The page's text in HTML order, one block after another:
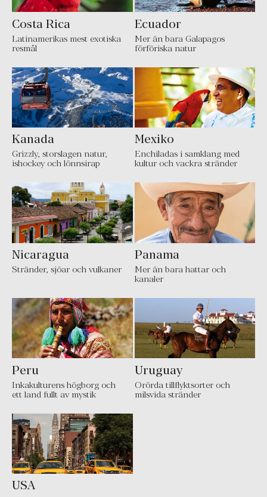
Costa Rica
Latinamerikas mest exotiska
resmål
Ecuador
Mer än bara Galapagos
förföriska natur
Kanada
Grizzly, storslagen natur,
ishockey och lönnsirap
Mexiko
Enchiladas i samklang med
kultur och vackra stränder
Nicaragua
Stränder, sjöar och vulkaner
Panama
Mer än bara hattar och
kanaler
Peru
Inkakulturens högborg och
ett land fullt av mystik
Uruguay
Orörda tillflyktsorter och
milsvida stränder
USA